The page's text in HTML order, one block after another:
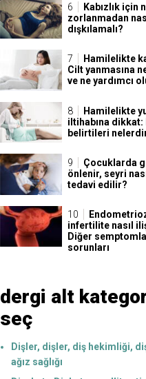
Kabızlık için
zorlanmadan
dışkılamalı?
Hamilelikte
Cilt yanmasına
ve ne yardımcı
Hamilelikte
iltihabına
belirtileri
Çocuklarda
önlenir, seyri
tedavi edilir?
infertilite nasıl
Diğer
sorunları
dergi alt
seç
Dişler, dişler, diş hekimliği,
ağız sağlığı